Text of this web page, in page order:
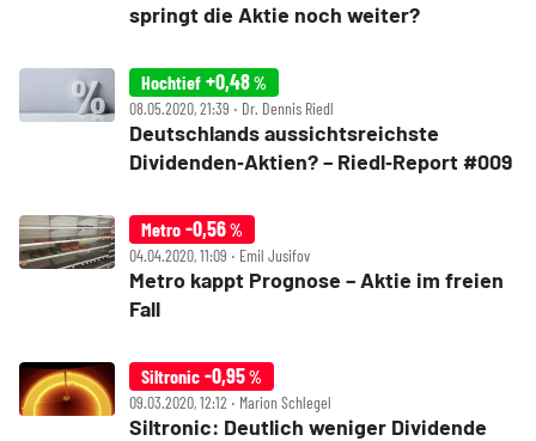
springt die Aktie noch weiter?
Hochtief +0,48%
08.05.2020, 21:39 ‧ Dr. Dennis Riedl
Deutschlands aussichtsreichste
Dividenden‑Aktien? – Riedl‑Report #009
Metro -0,56%
04.04.2020, 11:09 ‧ Emil Jusifov
Metro kappt Prognose – Aktie im freien
Fall
Siltronic -0,95%
09.03.2020, 12:12 ‧ Marion Schlegel
Siltronic: Deutlich weniger Dividende